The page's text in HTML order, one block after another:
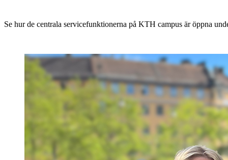
Se hur de centrala servicefunktionerna på KTH campus är öppna